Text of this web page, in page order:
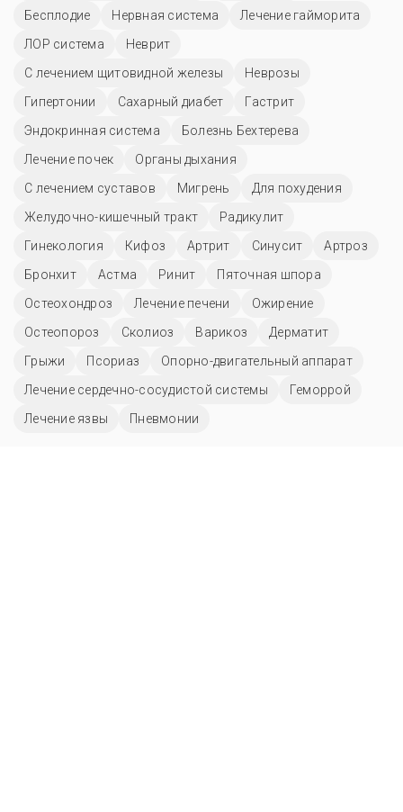
Бесплодие Нервная система
Лечение гайморита
ЛОР система
Неврит
С лечением щитовидной железы
Неврозы
Гипертонии
Сахарный диабет
Гастрит
Эндокринная система
Болезнь Бехтерева
Лечение почек
Органы дыхания
С лечением суставов
Мигрень
Для похудения
Желудочно-кишечный тракт
Радикулит
Гинекология
Кифоз Артрит Синусит
Артроз
Бронхит
Астма Ринит
Пяточная шпора
Остеохондроз
Лечение печени
Ожирение
Остеопороз
Сколиоз Варикоз
Дерматит
Грыжи
Псориаз
Опорно-двигательный аппарат
Лечение сердечно-сосудистой системы
Геморрой
Лечение язвы
Пневмонии